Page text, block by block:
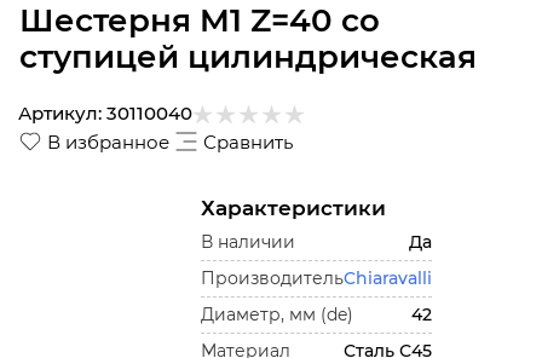
Шестерня M1 Z=40 со
ступицей цилиндрическая
В избранное Сравнить
Артикул: 30110040
Характеристики
В наличии
Да
ПроизводительChiaravalli
Диаметр, мм (de)
42
Материал
Сталь С45